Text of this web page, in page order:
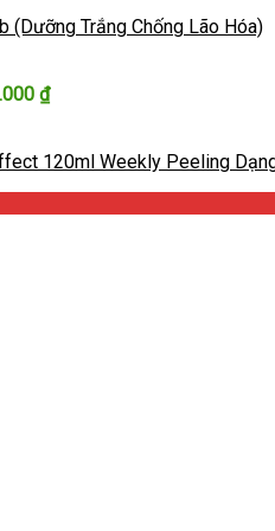
(Dưỡng Trắng Chống Lão Hóa)
₫
120ml Weekly Peeling